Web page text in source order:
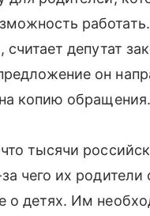
депутат
он
копию обращения.
тысячи
чего их
детях. Им